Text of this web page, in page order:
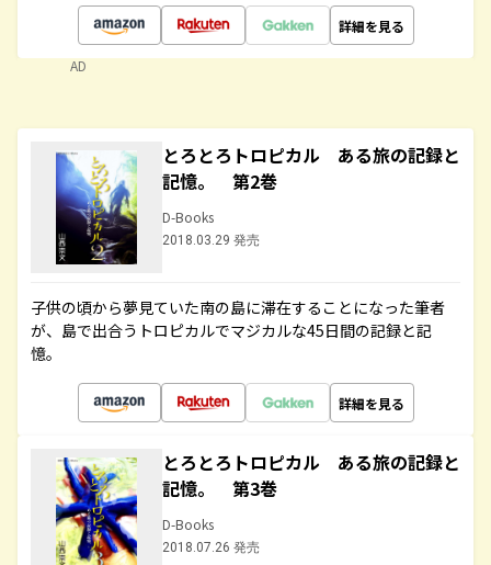
詳細を見る
AD
とろとろトロピカル ある旅の記録と
記憶。 第2巻
D-Books
2018.03.29 発売
子供の頃から夢見ていた南の島に滞在することになった筆者
が、島で出合うトロピカルでマジカルな45日間の記録と記
憶。
詳細を見る
とろとろトロピカル ある旅の記録と
記憶。 第3巻
D-Books
2018.07.26 発売